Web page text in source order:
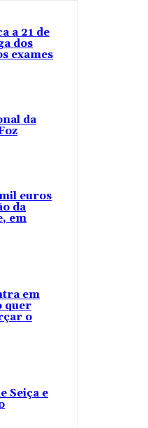
a 21 de
dos
exames
da
euros
da
em
em
quer
o
Seiça e